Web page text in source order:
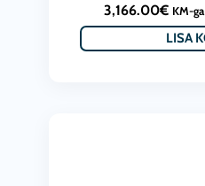
3,166.00€ KM-
LISA